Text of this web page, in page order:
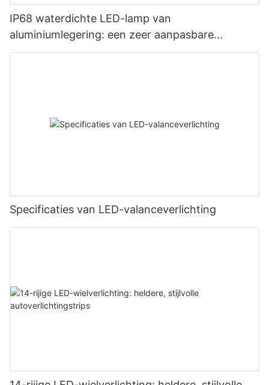
IP68 waterdichte LED-lamp van
aluminiumlegering: een zeer aanpasbare
autoverlichtingsoplossing.
Specificaties van LED-valanceverlichting